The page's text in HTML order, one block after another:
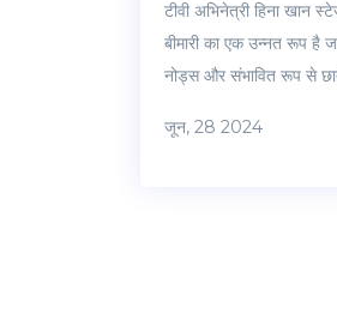
टीवी अभिनेत्री हिना खान
बीमारी का एक उन्नत रूप है
नोड्स और संभावित रूप से
3 को 3 उप-श्रेणियों में
जून, 28 2024